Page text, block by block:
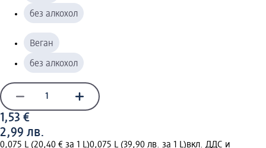
без алкохол
Веган
без алкохол
1,53 €
2,99 лв.
0,075 L (20,40 € за 1 L)0,075 L (39,90 лв. за 1 L)вкл. ДДС и